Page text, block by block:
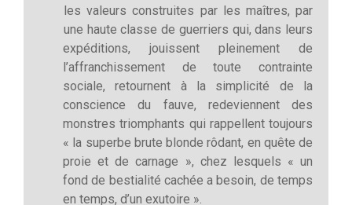
les valeurs construites par les maîtres, par
une haute classe de guerriers qui, dans leurs
expéditions, jouissent pleinement de
l’affranchissement de toute contrainte
sociale, retournent à la simplicité de la
conscience du fauve, redeviennent des
monstres triomphants qui rappellent toujours
« la superbe brute blonde rôdant, en quête de
proie et de carnage », chez lesquels « un
fond de bestialité cachée a besoin, de temps
en temps, d’un exutoire ».